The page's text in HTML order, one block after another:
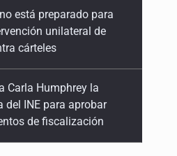
Carla Humphrey la
del INE para aprobar
de fiscalización
restablecimiento
con México